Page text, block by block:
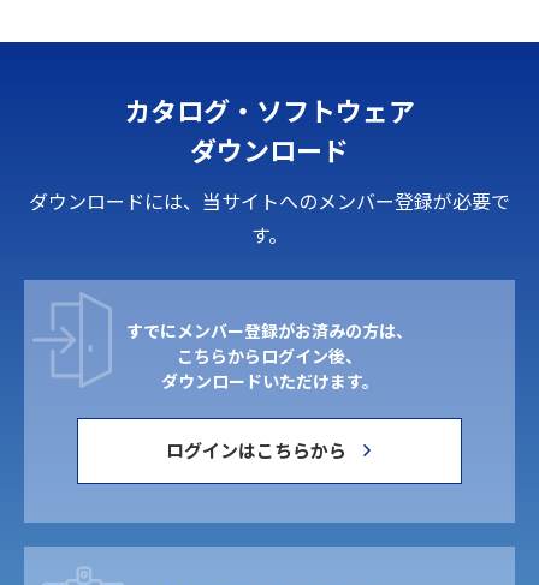
カタログ・ソフトウェア
ダウンロード
ダウンロードには、当サイトへのメンバー登録が必要で
す。
すでにメンバー登録がお済みの方は、
こちらからログイン後、
ダウンロードいただけます。
ログインはこちらから